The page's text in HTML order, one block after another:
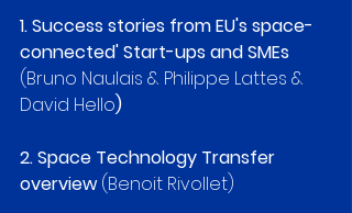
1. Success stories from EU's space-
connected' Start-ups and SMEs
(Bruno Naulais & Philippe Lattes &
David Hello)
2. Space Technology Transfer
overview (Benoit Rivollet)